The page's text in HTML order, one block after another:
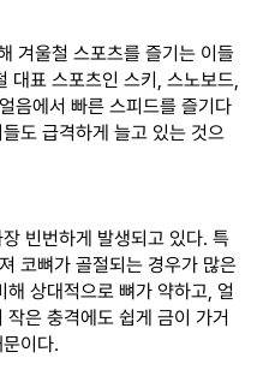
겨울철 스포츠를 즐기는 이들
대표 스포츠인 스키, 스노보드,
음에서 빠른 스피드를 즐기다
도 급격하게 늘고 있는 것으
빈번하게 발생되고 있다. 특
코뼈가 골절되는 경우가 많은
상대적으로 뼈가 약하고, 얼
은 충격에도 쉽게 금이 가거
이다.